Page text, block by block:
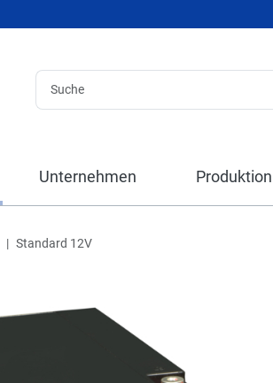
Unternehmen Produktion
Standard 12V